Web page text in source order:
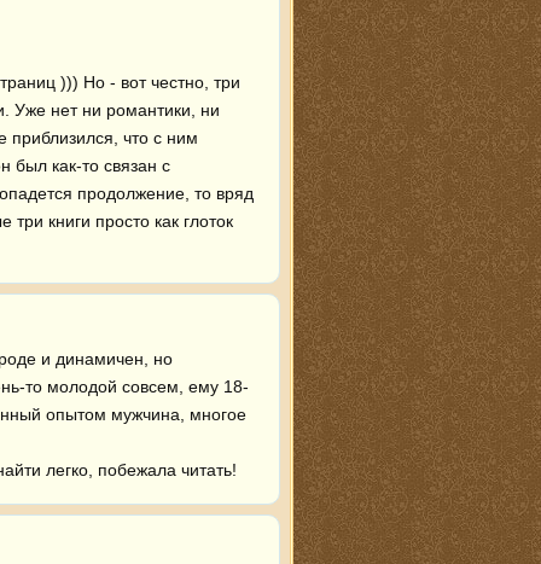
))) Но - вот честно, три
Уже нет ни романтики, ни
приблизился, что с ним
был как-то связан с
продолжение, то вряд
три книги просто как глоток
и динамичен, но
то молодой совсем, ему 18-
опытом мужчина, многое
легко, побежала читать!